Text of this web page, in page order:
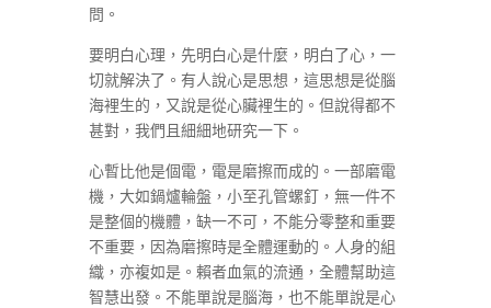
問。
要明白心理，先明白心是什麼，明白了心，一
切就解決了。有人說心是思想，這思想是從腦
海裡生的，又說是從心臟裡生的。但說得都不
甚對，我們且細細地研究一下。
心暫比他是個電，電是磨擦而成的。一部磨電
機，大如鍋爐輪盤，小至孔管螺釘，無一件不
是整個的機體，缺一不可，不能分零整和重要
不重要，因為磨擦時是全體運動的。人身的組
織，亦複如是。賴者血氣的流通，全體幫助這
智慧出發。不能單說是腦海，也不能單說是心